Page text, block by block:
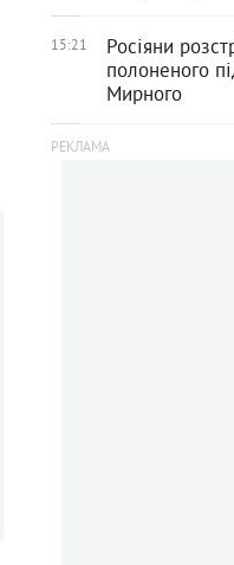
15:21
Росіяни
полоненого
Мирного